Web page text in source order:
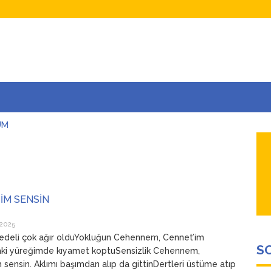
SENSİN
çok ağır olduYokluğun Cehennem, Cennet’im
yüreğimde kıyamet koptuSensizlik Cehennem,
sensin. Aklımı başımdan alıp da gittinDertleri üstüme atıp